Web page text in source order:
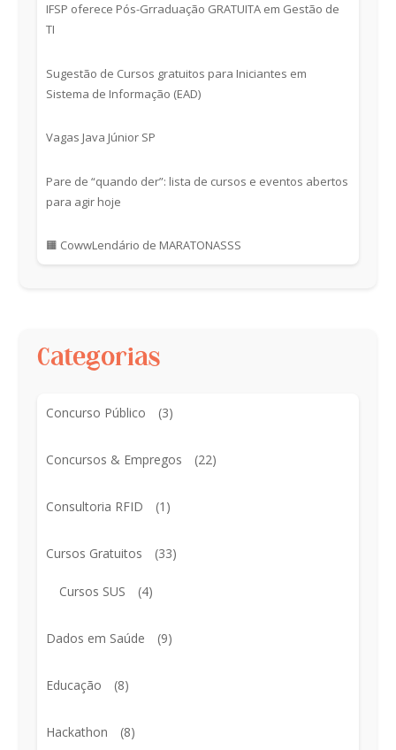
IFSP oferece Pós-Grraduação GRATUITA em Gestão de
TI
Sugestão de Cursos gratuitos para Iniciantes em
Sistema de Informação (EAD)
Vagas Java Júnior SP
Pare de “quando der”: lista de cursos e eventos abertos
para agir hoje
🟧 CowwLendário de MARATONASSS
Categorias
Concurso Público (3)
Concursos & Empregos (22)
Consultoria RFID (1)
Cursos Gratuitos (33)
Cursos SUS (4)
Dados em Saúde (9)
Educação (8)
Hackathon (8)